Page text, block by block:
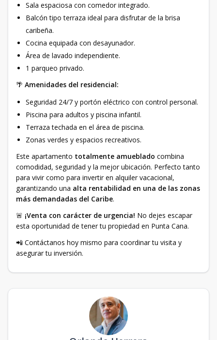
Sala espaciosa con comedor integrado.
Balcón tipo terraza ideal para disfrutar de la brisa
caribeña.
Cocina equipada con desayunador.
Área de lavado independiente.
1 parqueo privado.
🌴 Amenidades del residencial:
Seguridad 24/7 y portón eléctrico con control personal.
Piscina para adultos y piscina infantil.
Terraza techada en el área de piscina.
Zonas verdes y espacios recreativos.
Este apartamento totalmente amueblado combina
comodidad, seguridad y la mejor ubicación. Perfecto tanto
para vivir como para invertir en alquiler vacacional,
garantizando una alta rentabilidad en una de las zonas
más demandadas del Caribe.
🚨 ¡Venta con carácter de urgencia! No dejes escapar
esta oportunidad de tener tu propiedad en Punta Cana.
📲 Contáctanos hoy mismo para coordinar tu visita y
asegurar tu inversión.